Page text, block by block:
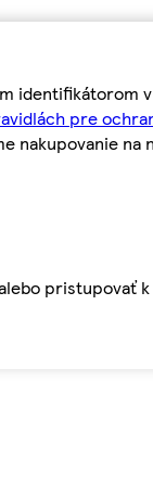
identifikátorom
pre
nakupovanie na
pristupovať